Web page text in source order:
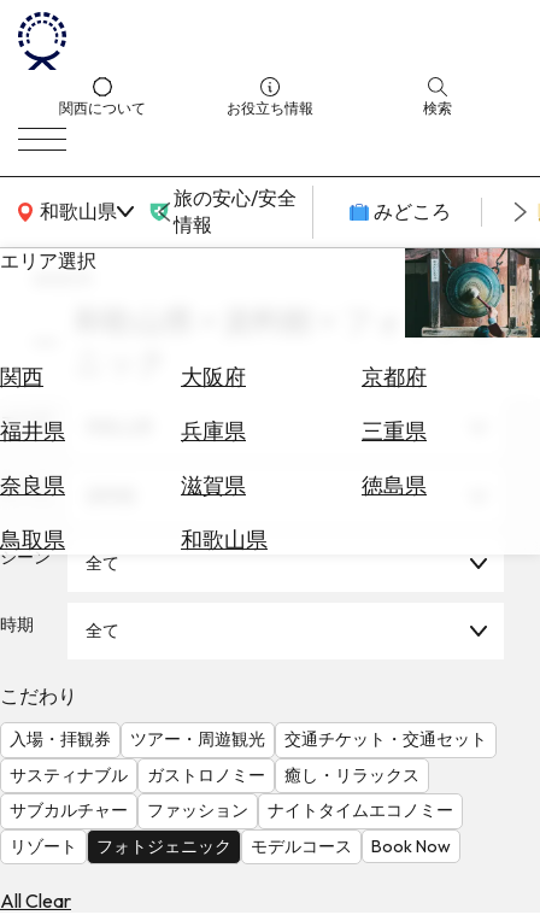
関西について お役立ち情報 検索
和歌山県
関西広域MAP
旅の安心/安全
情報
みどころ
エリア選択
関西 大阪府
京都府
福井県
兵庫県
三重県
奈良県
滋賀県
徳島県
鳥取県
和歌山県
エ
券
テ
を
る
気
を
見
る
search
和歌山県 × 資料館 × フォトジェ
エリア
テーマ
シーン 全て
時期 全て
こだわり
入場・拝観券 ツアー・周遊観光
交通チケット・交通セット
サスティナブル
ガストロノミー
癒し・リラックス
サブカルチャー
ファッション
ナイトタイムエコノミー
リゾート
フォトジェニック モデルコース Book Now
All Clear